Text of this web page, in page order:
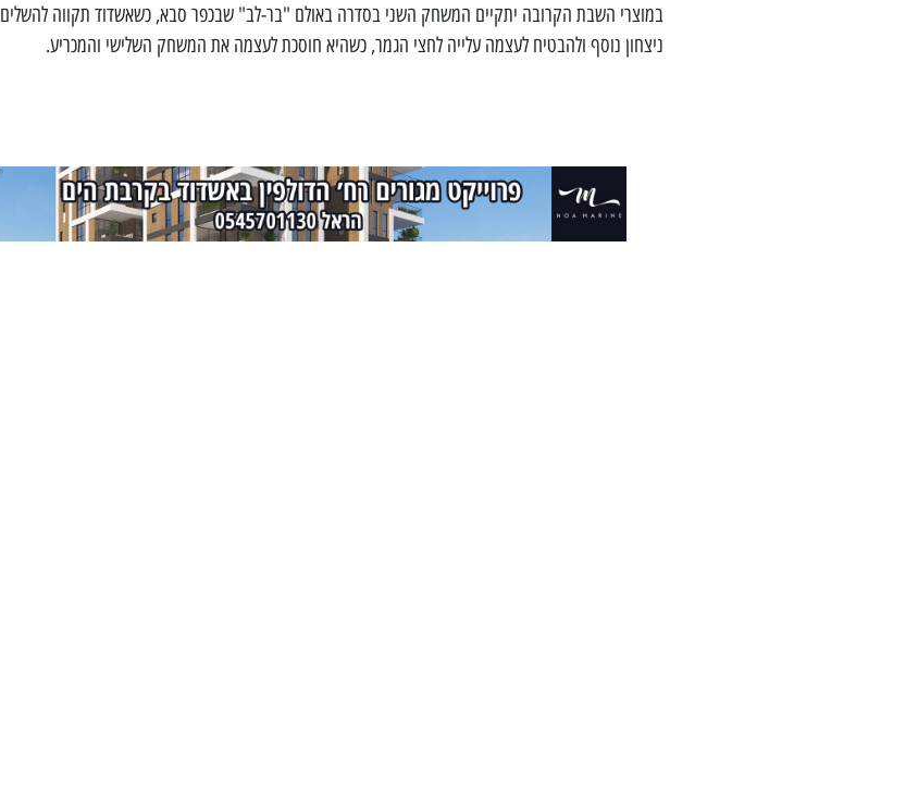
במוצרי השבת הקרובה יתקיים המשחק השני בסדרה באולם "בר-לב" שבכפר סבא, כשאשדוד תקווה להשלים
ניצחון נוסף ולהבטיח לעצמה עלייה לחצי הגמר, כשהיא חוסכת לעצמה את המשחק השלישי והמכריע.